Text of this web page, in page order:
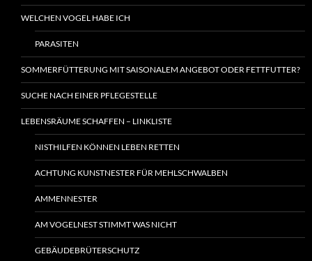
WELCHEN VOGEL HABE ICH
PARASITEN
SOMMERFÜTTERUNG MIT SAISONALEM ANGEBOT ODER FETTFUTTER?
SUCHE NACH EINER PFLEGESTELLE
LEBENSRÄUME SCHAFFEN – LINKLISTE
NISTHILFEN KÖNNEN LEBEN RETTEN
ACHTUNG KUNSTNESTER FÜR MEHLSCHWALBEN
AMMENNESTER
AM VOGELNEST STIMMT WAS NICHT
GEBÄUDEBRÜTERSCHUTZ